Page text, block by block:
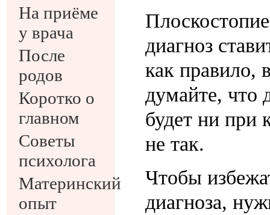
На приёме
у врача
После
родов
Коротко о
главном
Советы
психолога
Материнский
опыт
диагноз
как правило,
думайте, что
будет ни при
не так.
Чтобы
диагноза,